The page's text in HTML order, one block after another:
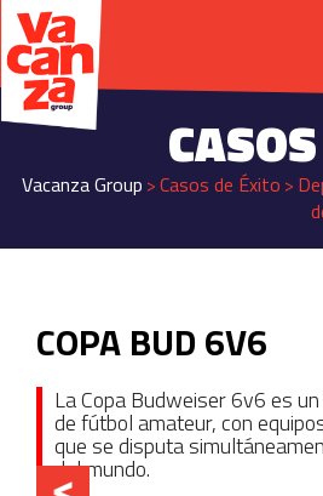
Vacanza Group >Casos de Éxito >
COPA BUD 6V6
La Copa Budweiser 6v6 es
de fútbol amateur, con
que se disputa
del mundo.